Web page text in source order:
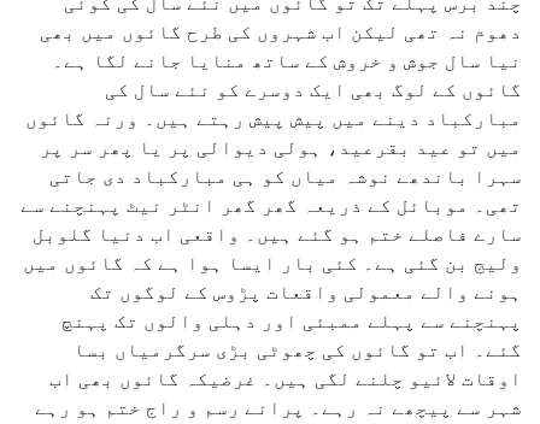
دھوم نہ تھی لیکن اب شہروں کی طرح گائوں میں بھی
نیا سال جوش و خروش کے ساتھ منایا جانے لگا ہے۔
گائوں کے لوگ بھی ایک دوسرے کو نئے سال کی
مبارکباد دینے میں پیش پیش رہتے ہیں۔ ورنہ گائوں
میں تو عید بقرعید، ہولی دیوالی پر یا پھر سر پر
سہرا باندھے نوشہ میاں کو ہی مبارکباد دی جاتی
تھی۔ موبائل کے ذریعہ گھر گھر انٹر نیٹ پہنچنے سے
سارے فاصلے ختم ہو گئے ہیں۔ واقعی اب دنیا گلوبل
ولیج بن گئی ہے۔ کئی بار ایسا ہوا ہے کہ گائوں میں
ہونے والے معمولی واقعات پڑوس کے لوگوں تک
پہنچنے سے پہلے ممبئی اور دہلی والوں تک پہنچ
گئے۔ اب تو گائوں کی چھوٹی بڑی سرگرمیاں بسا
اوقات لائیو چلنے لگی ہیں۔ غرضیکہ گائوں بھی اب
شہر سے پیچھے نہ رہے۔ پرانے رسم و راج ختم ہو رہے